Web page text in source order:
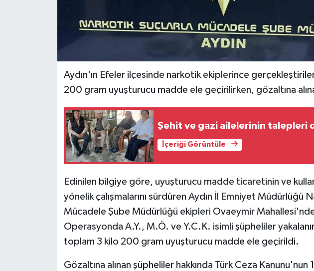
Aydın'ın Efeler ilçesinde narkotik ekiplerince
200 gram uyuşturucu madde ele geçirilirken, gözaltına
Şehit ve gazi ailelerinin talepleri
İçeriği Görüntüle
Edinilen bilgiye göre, uyuşturucu madde ticaretinin ve
yönelik çalışmalarını sürdüren Aydın İl Emniyet Müdürlüğü
Mücadele Şube Müdürlüğü ekipleri Ovaeymir
Operasyonda A.Y., M.Ö. ve Y.C.K. isimli şüpheliler
toplam 3 kilo 200 gram uyuşturucu madde ele geçirildi.
Gözaltına alınan şüpheliler hakkında Türk Ceza